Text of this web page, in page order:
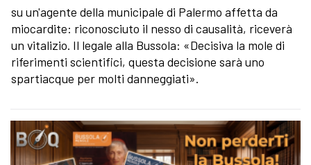
su un'agente della municipale di Palermo affetta da
miocardite: riconosciuto il nesso di causalità, riceverà
un vitalizio. Il legale alla Bussola: «Decisiva la mole di
riferimenti scientifici, questa decisione sarà uno
spartiacque per molti danneggiati».